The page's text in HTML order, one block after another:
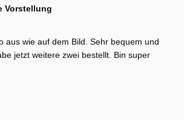
Vorstellung
aus wie auf dem Bild. Sehr bequem und
jetzt weitere zwei bestellt. Bin super